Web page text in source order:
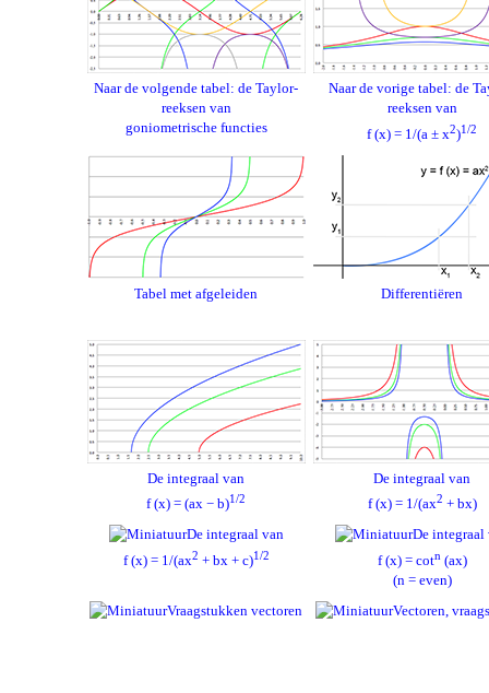
Naar de volgende tabel: de Taylor-
reeksen van
goniometrische functies
Naar de vorige tabel: de
reeksen van
f (x) = 1/(a ± x2)1/2
Tabel met afgeleiden Differentiëren
De integraal van
f (x) = (ax − b)1/2
De integraal van
f (x) = 1/(ax2 + bx)
De integraal van
f (x) = 1/(ax2 + bx + c)1/2
De integraal
f (x) = cotn(ax)
(n = even)
Vraagstukken vectoren
Vectoren,